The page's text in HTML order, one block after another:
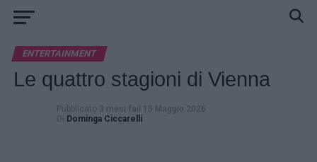
ENTERTAINMENT
Le quattro stagioni di Vienna
Pubblicato 3 mesi fail 15 Maggio 2026
Di Dominga Ciccarelli